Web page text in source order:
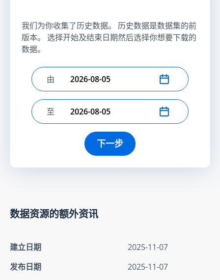
我们为你收集了历史数据。 历史数据是数据集的前
版本。 选择开始及结束日期然后选择你想要下载的
数据。
选择开始日期
由
选择结束日期
至
下一步
数据资源的额外资讯
建立日期
2025-11-07
发布日期
2025-11-07